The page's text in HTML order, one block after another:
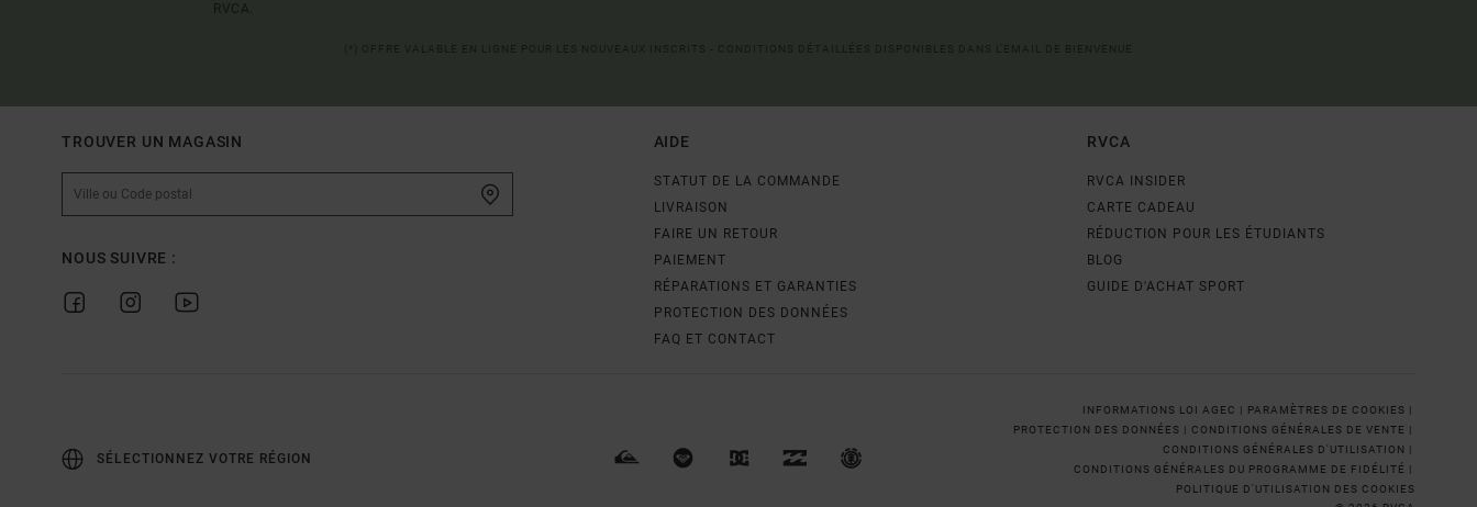
RVCA.
TROUVER UN MAGASIN
NOUS SUIVRE :
AIDE
STATUT DE LA COMMANDE
LIVRAISON
FAIRE UN RETOUR
PAIEMENT
RÉPARATIONS ET GARANTIES
PROTECTION DES DONNÉES
FAQ ET CONTACT
RVCA
RVCA INSIDER
CARTE CADEAU
RÉDUCTION POUR LES ÉTUDIANTS
BLOG
GUIDE D'ACHAT SPORT
SÉLECTIONNEZ VOTRE RÉGION
INFORMATIONS LOI AGEC | PARAMÈTRES DE COOKIES |
PROTECTION DES DONNÉES | CONDITIONS GÉNÉRALES DE VENTE |
CONDITIONS GÉNÉRALES D'UTILISATION |
CONDITIONS GÉNÉRALES DU PROGRAMME DE FIDÉLITÉ |
POLITIQUE D'UTILISATION DES COOKIES